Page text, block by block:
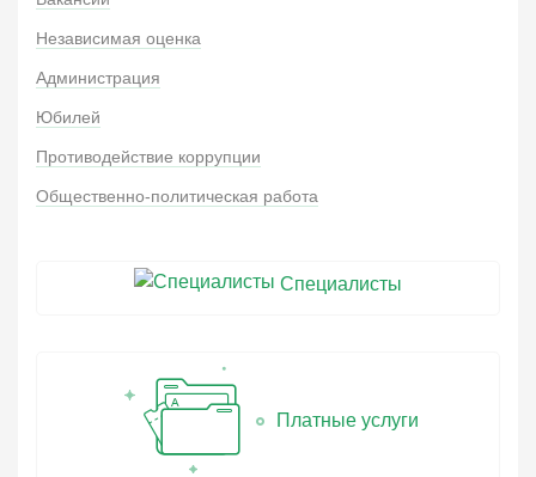
Независимая оценка
Администрация
Юбилей
Противодействие коррупции
Общественно-политическая работа
Специалисты
Платные услуги